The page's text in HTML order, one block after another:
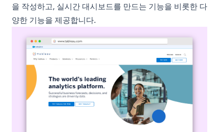
을 작성하고, 실시간 대시보드를 만드는 기능을 비롯한 다
양한 기능을 제공합니다.